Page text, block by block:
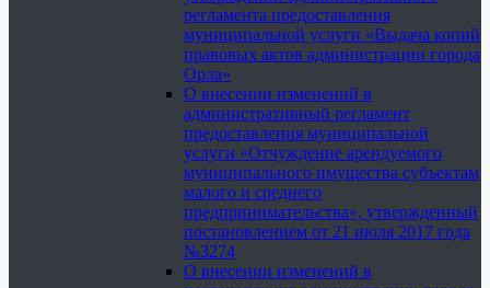
регламента предоставления
муниципальной услуги «Выдача копий
правовых актов администрации города
Орла»
О внесении изменений в
административный регламент
предоставления муниципальной
услуги «Отчуждение арендуемого
муниципального имущества субъектам
малого и среднего
предпринимательства», утвержденный
постановлением от 21 июля 2017 года
№3274
О внесении изменений в